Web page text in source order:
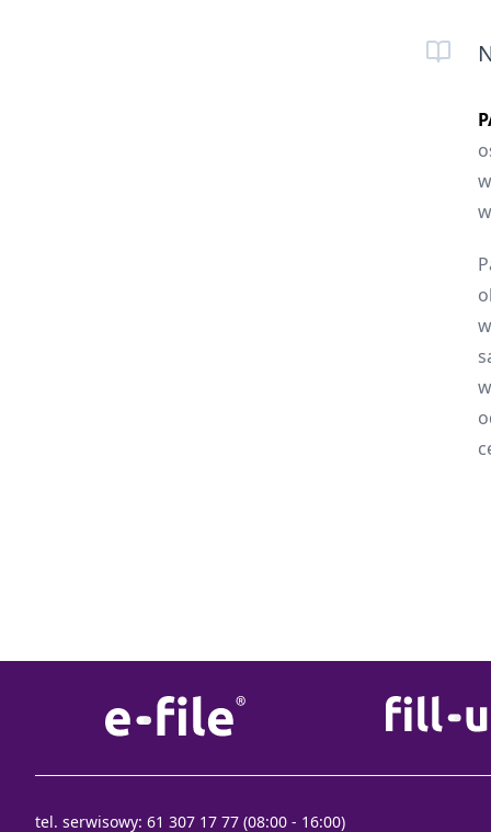
tel. serwisowy: 61 307 17 77 (08:00 - 16:00)